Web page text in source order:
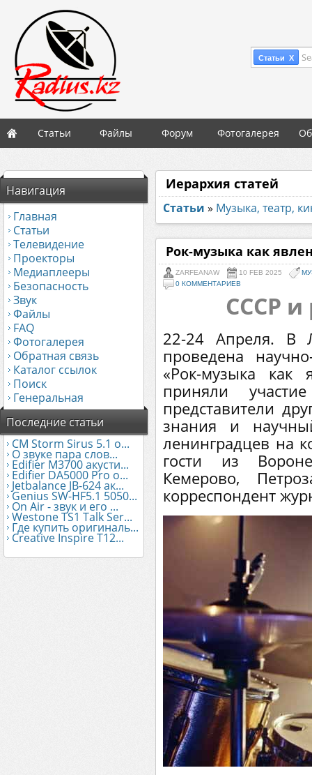
Статьи X
Статьи Файлы Форум Фотогалерея
Навигация
Главная
Статьи
Телевидение
Проекторы
Медиаплееры
Безопасность
Звук
Файлы
FAQ
Фотогалерея
Обратная связь
Каталог ссылок
Поиск
Генеральная
Последние статьи
CM Storm Sirus 5.1 о...
О звуке пара слов...
Edifier М3700 акусти...
Edifier DA5000 Pro о...
Jetbalance JB-624 ак...
Genius SW-HF5.1 5050...
On Air - звук и его ...
Westone TS1 Talk Ser...
Где купить оригиналь...
Creative Inspire T12...
Иерархия статей
Статьи » Музыка, театр,
Рок-музыка как
ZARFEANAW 10 FEB 2025
0 КОММЕНТАРИЕВ
СССР и
22-24 Апреля. В
проведена
«Рок-музыка как
приняли
представители
знания и
ленинградцев на
гости из
Кемерово,
корреспондент